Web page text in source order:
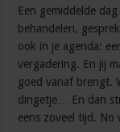
Een gemiddelde
behandelen,
ook in je agenda:
vergadering. En jij
goed vanaf brengt.
dingetje… En dan
eens zoveel tijd. No